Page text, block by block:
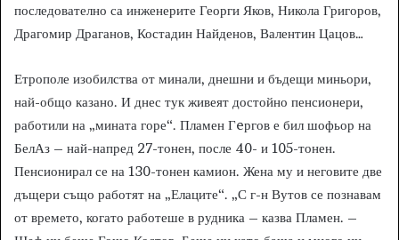
последователно са инженерите Георги Яков, Никола Григоров,
Драгомир Драганов, Костадин Найденов, Валентин Цацов…
Етрополе изобилства от минали, днешни и бъдещи миньори,
най-общо казано. И днес тук живеят достойно пенсионери,
работили на „мината горе“. Пламен Гeргов е бил шофьор на
БелАз – най-напред 27-тонен, после 40- и 105-тонен.
Пенсионирал се на 130-тонен камион. Жена му и неговите две
дъщери също работят на „Елаците“. „С г-н Вутов се познавам
от времето, когато работеше в рудника – казва Пламен. –